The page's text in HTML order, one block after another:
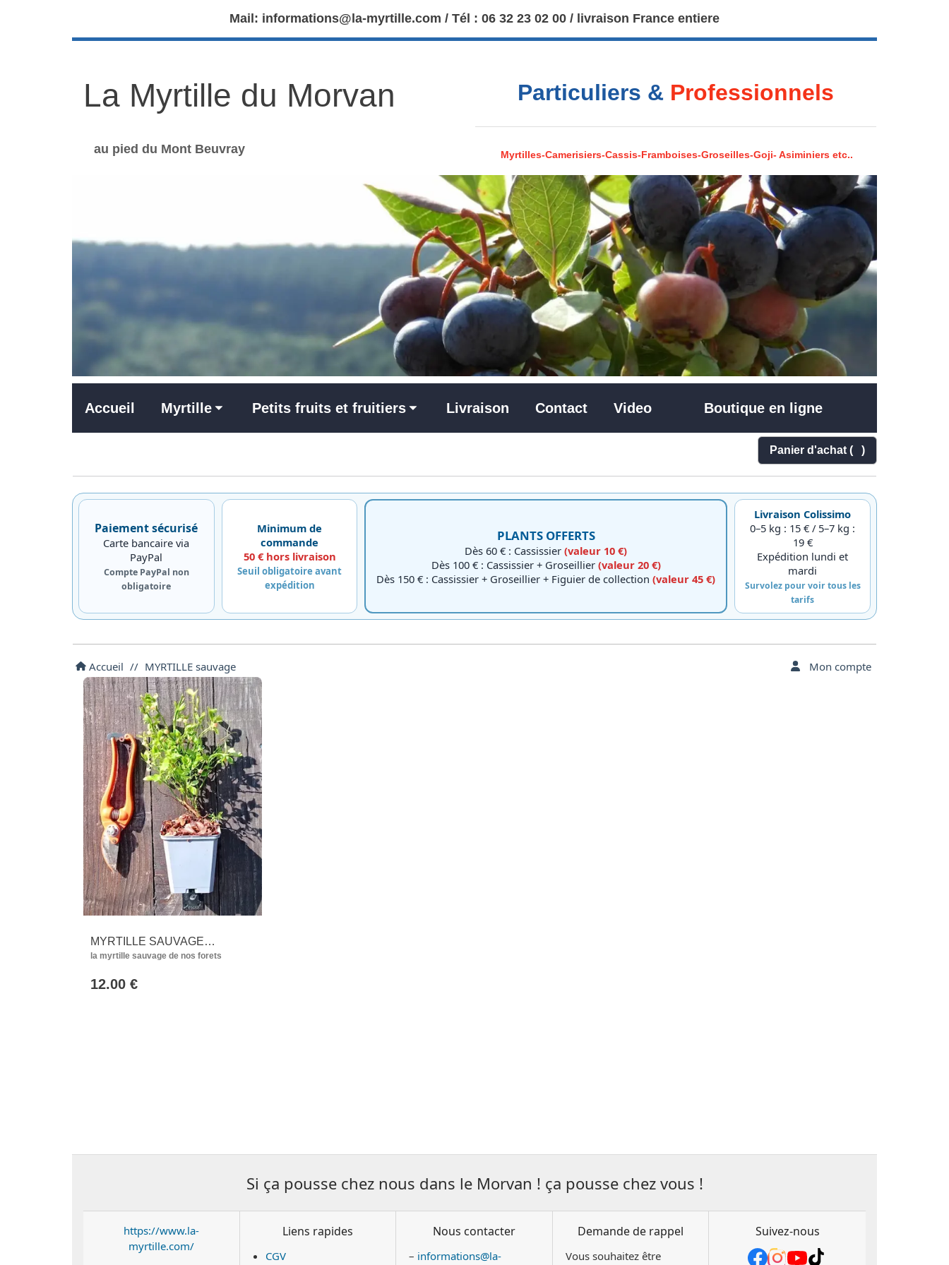
Mail: informations@la-myrtille.com / Tél : 06 32 23 02 00 / livraison France entiere
La Myrtille du Morvan
au pied du Mont Beuvray
Particuliers & Professionnels
Myrtilles-Camerisiers-Cassis-Framboises-Groseilles-Goji- Asiminiers etc..
Accueil Myrtille Petits fruits et fruitiers Livraison Contact Video Boutique en ligne
Panier d'achat ( )
Paiement sécurisé
Carte bancaire via
PayPal
Compte PayPal non
obligatoire
Minimum de
commande
50 € hors livraison
Seuil obligatoire avant
expédition
PLANTS OFFERTS
Dès 60 € : Cassissier(valeur 10 €)
Dès 100 € : Cassissier + Groseillier (valeur 20 €)
Dès 150 € : Cassissier + Groseillier + Figuier de collection(valeur 45 €)
Livraison Colissimo
0–5 kg : 15 € / 5–7 kg :
19 €
Expédition lundi et
mardi
Survolez pour voir tous les
tarifs
Accueil // MYRTILLE sauvage Mon compte
MYRTILLE SAUVAGE
(VACCINIUM MYRTILLUS) en
la myrtille sauvage de nos forets
12.00 €
Si ça pousse chez nous dans le Morvan ! ça pousse chez vous !
https://www.la-
myrtille.com/
Liens rapides
CGV
Nous contacter
– informations@la-
Demande de rappel
Vous souhaitez être
Suivez-nous